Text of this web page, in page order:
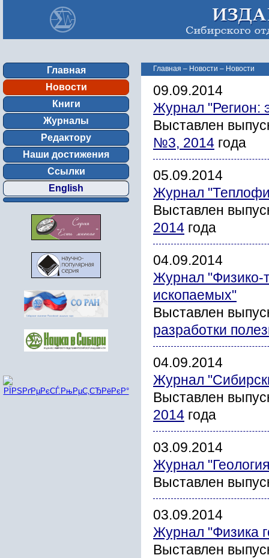
Главная
Новости
Книги
Журналы
Редактору
Наши достижения
Ссылки
English
Главная – Новости – Новости
09.09.2014
Журнал "Регион:
Выставлен
№3, 2014 года
05.09.2014
Журнал
Выставлен
2014 года
04.09.2014
Журнал "Физико-
ископаемых"
Выставлен
разработки
04.09.2014
Журнал
Выставлен
2014 года
03.09.2014
Журнал
Выставлен
03.09.2014
Журнал "Физика
Выставлен